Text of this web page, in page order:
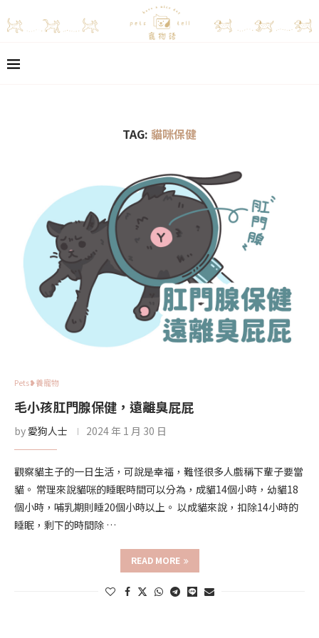
TAG: 貓咪保健
Pets❥養寵物
毛小孩肛門腺保健，遠離臭屁屁
by 愛狗人士 2024 年 1 月 30 日
觀察貓主子的一日生活，可說是幸福，難怪很多人戲稱下輩子要當
貓。 常理來說貓咪的睡眠時間可以分為，成貓14個小時，幼貓18
個小時，哺乳期則睡20個小時以上。 以成貓來說，扣除14小時的
睡眠，剩下的時間除 …
READ MORE